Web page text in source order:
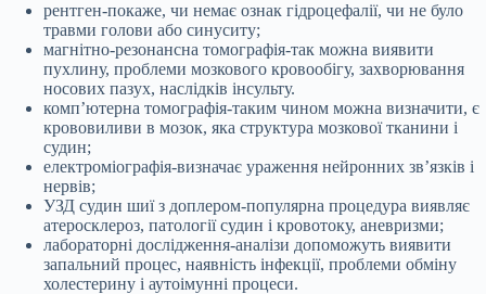
рентген-покаже, чи немає ознак гідроцефалії, чи не було
травми голови або синуситу;
магнітно-резонансна томографія-так можна виявити
пухлину, проблеми мозкового кровообігу, захворювання
носових пазух, наслідків інсульту.
комп’ютерна томографія-таким чином можна визначити, є
крововиливи в мозок, яка структура мозкової тканини і
судин;
електроміографія-визначає ураження нейронних зв’язків і
нервів;
УЗД судин шиї з доплером-популярна процедура виявляє
атеросклероз, патології судин і кровотоку, аневризми;
лабораторні дослідження-аналізи допоможуть виявити
запальний процес, наявність інфекції, проблеми обміну
холестерину і аутоімунні процеси.